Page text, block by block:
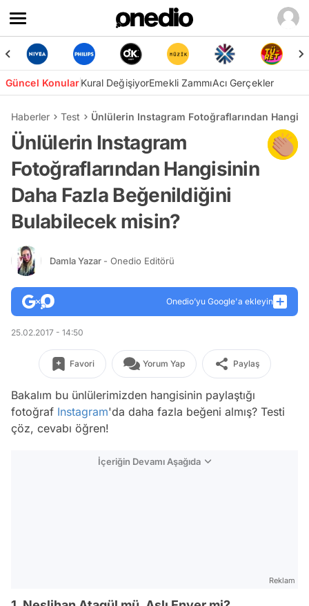
Güncel KonularKural DeğişiyorEmekli ZammıAcı Gerçekler
Haberler Test Ünlülerin Instagram Fotoğraflarından
Ünlülerin Instagram
Fotoğraflarından Hangisinin
Daha Fazla Beğenildiğini
Bulabilecek misin?
Damla Yazar - Onedio Editörü
Onedio’yu Google'a ekleyin
25.02.2017 - 14:50
Favori Yorum Yap Paylaş
Bakalım bu ünlülerimizden hangisinin paylaştığı
fotoğraf Instagram'da daha fazla beğeni almış? Testi
çöz, cevabı öğren!
İçeriğin Devamı Aşağıda
Reklam